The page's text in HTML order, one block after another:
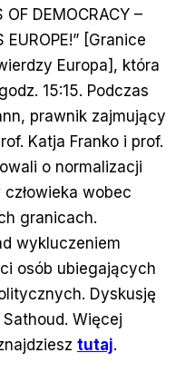
OF DEMOCRACY –
EUROPE!” [Granice
Europa], która
15:15. Podczas
prawnik zajmujący
Katja Franko i prof.
o normalizacji
wobec
granicach.
wykluczeniem
osób ubiegających
Dyskusję
Więcej
tutaj.